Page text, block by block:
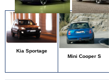
Kia Sportage
Mini Cooper S